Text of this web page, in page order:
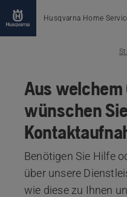
Husqvarna Home
Aus welchem
wünschen
Benötigen Sie Hilfe
über unsere
wie diese zu Ihnen